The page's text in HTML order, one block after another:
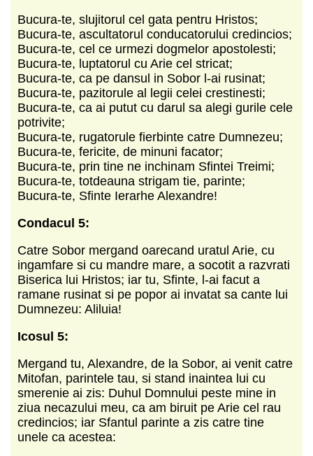
Bucura-te, slujitorul cel gata pentru Hristos;
Bucura-te, ascultatorul conducatorului credincios;
Bucura-te, cel ce urmezi dogmelor apostolesti;
Bucura-te, luptatorul cu Arie cel stricat;
Bucura-te, ca pe dansul in Sobor l-ai rusinat;
Bucura-te, pazitorule al legii celei crestinesti;
Bucura-te, ca ai putut cu darul sa alegi gurile cele
potrivite;
Bucura-te, rugatorule fierbinte catre Dumnezeu;
Bucura-te, fericite, de minuni facator;
Bucura-te, prin tine ne inchinam Sfintei Treimi;
Bucura-te, totdeauna strigam tie, parinte;
Bucura-te, Sfinte Ierarhe Alexandre!
Condacul 5:
Catre Sobor mergand oarecand uratul Arie, cu
ingamfare si cu mandre mare, a socotit a razvrati
Biserica lui Hristos; iar tu, Sfinte, l-ai facut a
ramane rusinat si pe popor ai invatat sa cante lui
Dumnezeu: Aliluia!
Icosul 5:
Mergand tu, Alexandre, de la Sobor, ai venit catre
Mitofan, parintele tau, si stand inaintea lui cu
smerenie ai zis: Duhul Domnului peste mine in
ziua necazului meu, ca am biruit pe Arie cel rau
credincios; iar Sfantul parinte a zis catre tine
unele ca acestea: